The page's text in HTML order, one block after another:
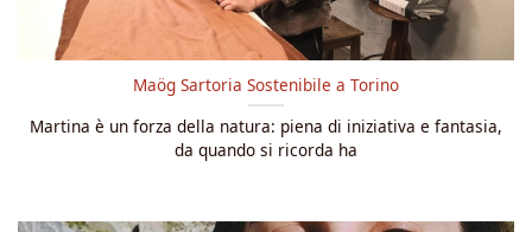
Maög Sartoria Sostenibile a Torino
Martina è un forza della natura: piena di iniziativa e fantasia,
da quando si ricorda ha